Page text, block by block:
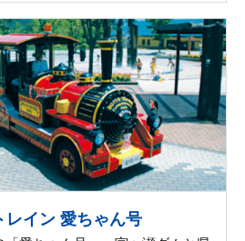
レイン 愛ちゃん号